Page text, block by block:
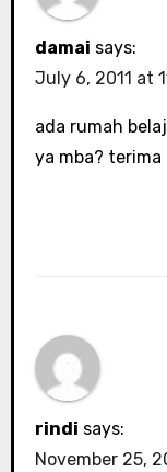
damai says:
July 6, 2011 at
ada rumah
ya mba? terima
rindi says:
November 25,